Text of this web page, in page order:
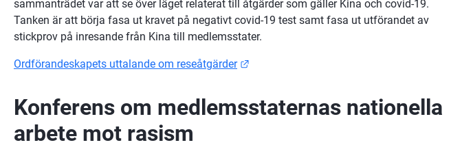
sammanträdet var att se över läget relaterat till åtgärder som gäller Kina och covid-19.
Tanken är att börja fasa ut kravet på negativt covid-19 test samt fasa ut utförandet av
stickprov på inresande från Kina till medlemsstater.
Ordförandeskapets uttalande om reseåtgärder
Konferens om medlemsstaternas nationella
arbete mot rasism